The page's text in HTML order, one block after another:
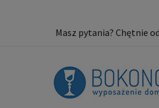
Masz pytania? Chętnie